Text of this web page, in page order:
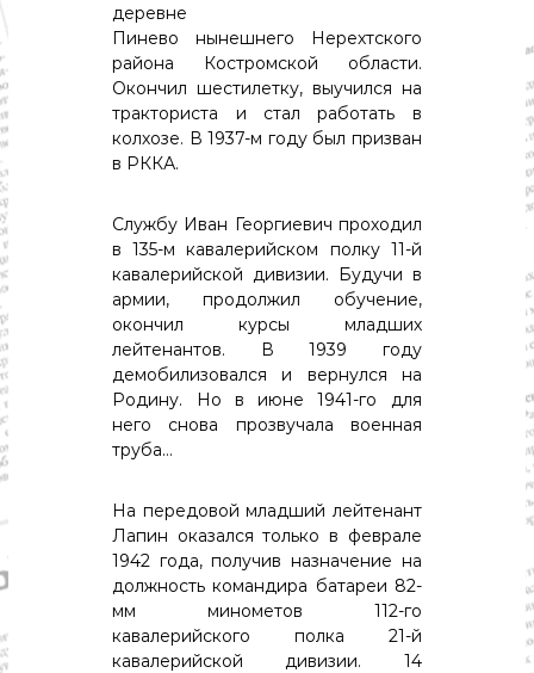
Н
о
с
т
о
л
и
к
а
э
к
м
а
,
к
деревне
Пинево нынешнего Нерехтского
района Костромской области.
Окончил шестилетку, выучился на
тракториста и стал работать в
колхозе. В 1937-м году был призван
в РККА.
Службу Иван Георгиевич проходил
в 135-м кавалерийском полку 11-й
кавалерийской дивизии. Будучи в
армии, продолжил обучение,
окончил курсы младших
лейтенантов. В 1939 году
демобилизовался и вернулся на
Родину. Но в июне 1941-го для
него снова прозвучала военная
труба…
На передовой младший лейтенант
Лапин оказался только в феврале
1942 года, получив назначение на
должность командира батареи 82-
мм минометов 112-го
кавалерийского полка 21-й
кавалерийской дивизии. 14